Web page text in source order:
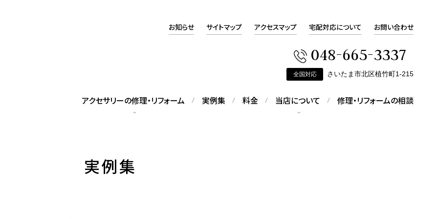
お知らせ サイトマップ アクセスマップ 宅配対応について お問い合わせ
048-665-3337
全国対応 さいたま市北区植竹町1-215
修理・リフォームの相談
当店について
当店へのアクセスについて
料金
実例集
アクセサリーの修理・リフォーム
実例集